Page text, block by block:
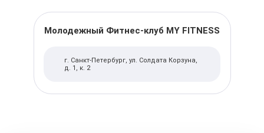
Молодежный Фитнес-клуб MY FITNESS
г. Санкт-Петербург, ул. Солдата Корзуна,
д. 1, к. 2